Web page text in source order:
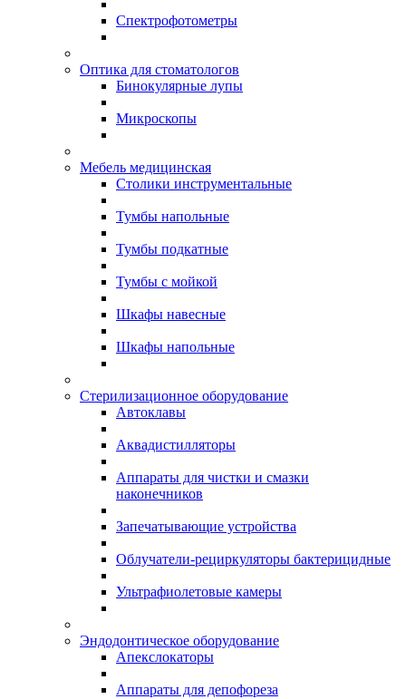
Спектрофотометры
Оптика для стоматологов
Бинокулярные лупы
Микроскопы
Мебель медицинская
Столики инструментальные
Тумбы напольные
Тумбы подкатные
Тумбы с мойкой
Шкафы навесные
Шкафы напольные
Стерилизационное оборудование
Автоклавы
Аквадистилляторы
Аппараты для чистки и смазки
наконечников
Запечатывающие устройства
Облучатели-рециркуляторы бактерицидные
Ультрафиолетовые камеры
Эндодонтическое оборудование
Апекслокаторы
Аппараты для депофореза